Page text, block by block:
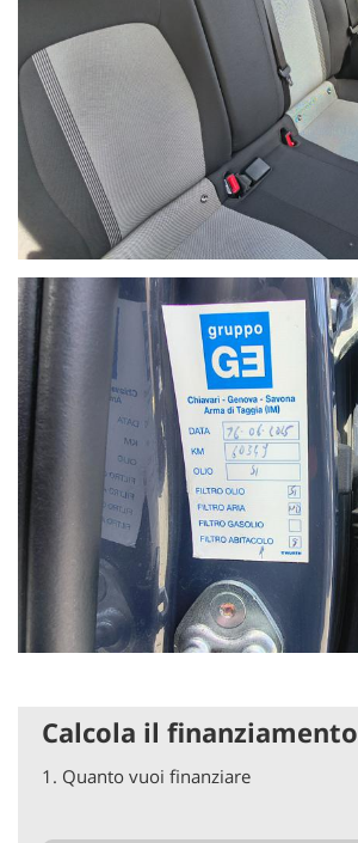
Calcola il finanziamento
1. Quanto vuoi finanziare